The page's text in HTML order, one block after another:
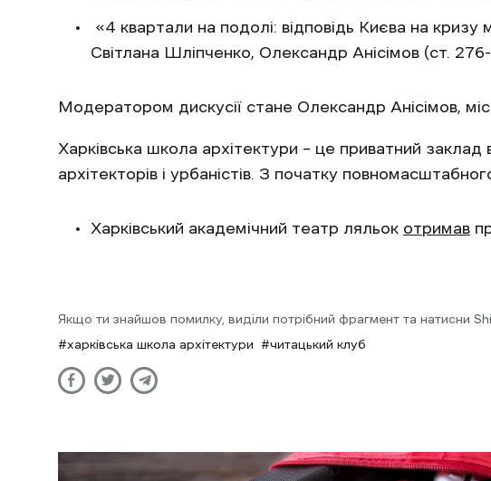
«4 квартали на подолі: відповідь Києва на кризу
Світлана Шліпченко, Олександр Анісімов (ст.
Модератором дискусії стане Олександр Анісімов,
Харківська школа архітектури – це приватний заклад
архітекторів і урбаністів. З початку
Харківський академічний театр ляльок отримав
Якщо ти знайшов помилку, виділи потрібний фрагмент та натисни
харківська школа архітектури
читацький клуб